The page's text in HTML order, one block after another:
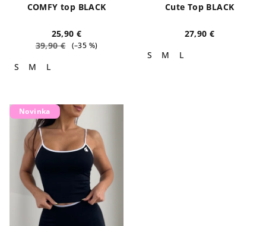
COMFY top BLACK
25,90 €
39,90 €
(–35 %)
S M L
Cute Top BLACK
27,90 €
S
M L
Novinka